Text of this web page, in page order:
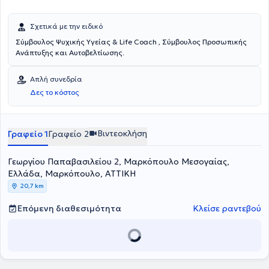
Σχετικά με την ειδικό
Σύμβουλος Ψυχικής Υγείας & Life Coach , Σύμβουλος Προσωπικής
Ανάπτυξης και Αυτοβελτίωσης.
Απλή συνεδρία
Δες το κόστος
Γραφείο 1Γραφείο 2 Βιντεοκλήση
Γεωργίου Παπαβασιλείου 2, Μαρκόπουλο Μεσογαίας,
Ελλάδα, Μαρκόπουλο, ΑΤΤΙΚΗ
20,7 km
Επόμενη διαθεσιμότητα Κλείσε ραντεβού